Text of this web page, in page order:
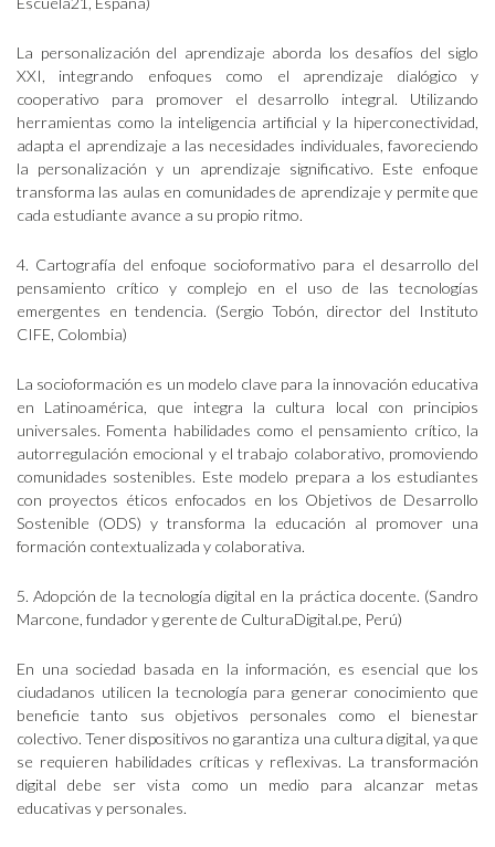
La personalización del aprendizaje aborda los desafíos del siglo
XXI, integrando enfoques como el aprendizaje dialógico y
cooperativo para promover el desarrollo integral. Utilizando
herramientas como la inteligencia artificial y la hiperconectividad,
adapta el aprendizaje a las necesidades individuales, favoreciendo
la personalización y un aprendizaje significativo. Este enfoque
transforma las aulas en comunidades de aprendizaje y permite que
cada estudiante avance a su propio ritmo.
4. Cartografía del enfoque socioformativo para el desarrollo del
pensamiento crítico y complejo en el uso de las tecnologías
emergentes en tendencia. (Sergio Tobón, director del Instituto
CIFE, Colombia)
La socioformación es un modelo clave para la innovación educativa
en Latinoamérica, que integra la cultura local con principios
universales. Fomenta habilidades como el pensamiento crítico, la
autorregulación emocional y el trabajo colaborativo, promoviendo
comunidades sostenibles. Este modelo prepara a los estudiantes
con proyectos éticos enfocados en los Objetivos de Desarrollo
Sostenible (ODS) y transforma la educación al promover una
formación contextualizada y colaborativa.
5. Adopción de la tecnología digital en la práctica docente. (Sandro
Marcone, fundador y gerente de CulturaDigital.pe, Perú)
En una sociedad basada en la información, es esencial que los
ciudadanos utilicen la tecnología para generar conocimiento que
beneficie tanto sus objetivos personales como el bienestar
colectivo. Tener dispositivos no garantiza una cultura digital, ya que
se requieren habilidades críticas y reflexivas. La transformación
digital debe ser vista como un medio para alcanzar metas
educativas y personales.